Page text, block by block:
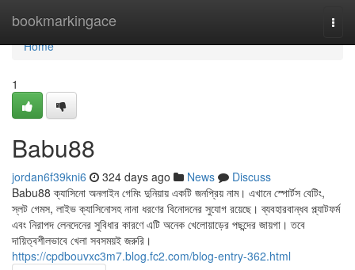
bookmarkingace
Home
Home
1
Babu88
jordan6f39kni6 324 days ago News
Discuss
Babu88 ক্যাসিনো অনলাইন গেমিং দুনিয়ায় একটি জনপ্রিয় নাম। এখানে স্পোর্টস বেটিং,
স্লট গেমস, লাইভ ক্যাসিনোসহ নানা ধরণের বিনোদনের সুযোগ রয়েছে। ব্যবহারবান্ধব প্ল্যাটফর্ম
এবং নিরাপদ লেনদেনের সুবিধার কারণে এটি অনেক খেলোয়াড়ের পছন্দের জায়গা। তবে
দায়িত্বশীলভাবে খেলা সবসময়ই জরুরি।
https://cpdbouvxc3m7.blog.fc2.com/blog-entry-362.html